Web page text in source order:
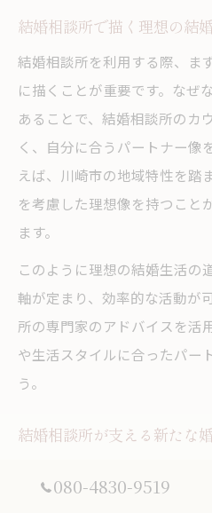
結婚相談所で描く理想の結
結婚相談所を利用する際、ま
に描くことが重要です。なぜ
あることで、結婚相談所のカ
く、自分に合うパートナー像
えば、川崎市の地域特性を踏
を考慮した理想像を持つこと
ます。
このように理想の結婚生活の
軸が定まり、効率的な活動が
所の専門家のアドバイスを活
や生活スタイルに合ったパー
う。
結婚相談所が支える新たな
自己分析不足や準備不足にあ
080-4830-9519